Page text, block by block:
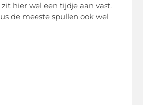
hier wel een tijdje aan vast.
de meeste spullen ook wel